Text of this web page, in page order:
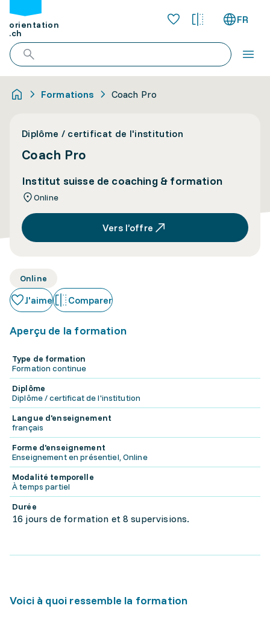
orientation
.ch
FR
Formations Coach Pro
Diplôme / certificat de l'institution
Coach Pro
Institut suisse de coaching & formation
Online
Vers l’offre
Online
J'aime Comparer
Aperçu de la formation
Type de formation
Formation continue
Diplôme
Diplôme / certificat de l'institution
Langue d'enseignement
français
Forme d'enseignement
Enseignement en présentiel, Online
Modalité temporelle
À temps partiel
Durée
16 jours de formation et 8 supervisions.
Voici à quoi ressemble la formation